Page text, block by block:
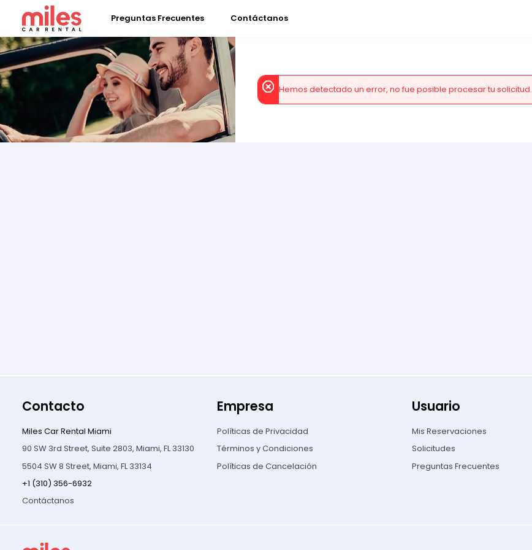
Preguntas Frecuentes Contáctanos
Hemos detectado un error, no fue posible procesar tu solicitud.
Contacto
Miles Car Rental Miami
90 SW 3rd Street, Suite 2803, Miami, FL 33130
5504 SW 8 Street, Miami, FL 33134
+1 (310) 356-6932
Contáctanos
Empresa
Políticas de Privacidad
Términos y Condiciones
Políticas de Cancelación
Usuario
Mis Reservaciones
Solicitudes
Preguntas Frecuentes